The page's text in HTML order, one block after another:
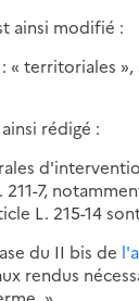
ainsi modifié :
« territoriales
rédigé :
7,
L. 215-14
du II bis de
rendus